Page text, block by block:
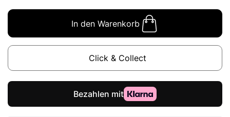
In den Warenkorb
Click & Collect